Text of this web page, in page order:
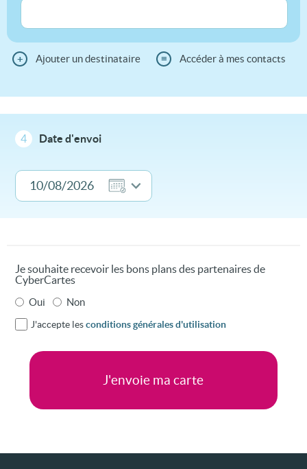
+ Ajouter un destinataire ≡ Accéder à mes contacts
4 Date d'envoi
Je souhaite recevoir les bons plans des partenaires de
CyberCartes
Oui Non
J'accepte lesconditions générales d'utilisation